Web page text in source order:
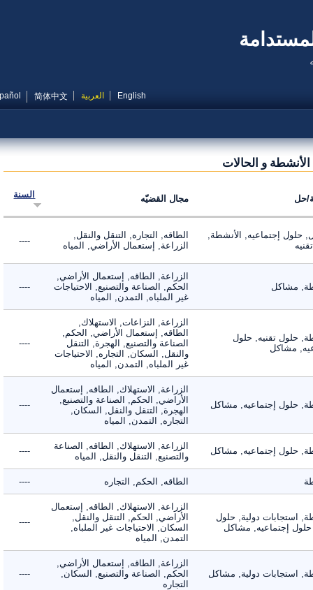
English العربية 简体中文
Español
و الحالات
مجال القضيّه السنة
إجتماعيه, الأنشطة,
الطاقه, التجاره, التنقل والنقل,
الزراعة, إستعمال الأراضي, المياه
----
مشاكل
الزراعة, الطاقه, إستعمال الأراضي,
الحكم, الصناعة والتصنيع, الاحتياجات
غير الملباه, التمدن, المياه
----
حلول تقنيه, حلول
مشاكل
الزراعة, النزاعات, الاستهلاك,
الطاقه, إستعمال الأراضي, الحكم,
الصناعة والتصنيع, الهجرة, التنقل
والنقل, السكان, التجاره, الاحتياجات
غير الملباه, التمدن, المياه
----
حلول إجتماعيه, مشاكل
الزراعة, الاستهلاك, الطاقه, إستعمال
الأراضي, الحكم, الصناعة والتصنيع,
الهجرة, التنقل والنقل, السكان,
التجاره, التمدن, المياه
----
حلول إجتماعيه, مشاكل
الزراعة, الاستهلاك, الطاقه, الصناعة
والتصنيع, التنقل والنقل, المياه
----
الطاقه, الحكم, التجاره ----
استجابات دولية, حلول
إجتماعيه, مشاكل
الزراعة, الاستهلاك, الطاقه, إستعمال
الأراضي, الحكم, التنقل والنقل,
السكان, الاحتياجات غير الملباه,
التمدن, المياه
----
استجابات دولية, مشاكل
الزراعة, الطاقه, إستعمال الأراضي,
الحكم, الصناعة والتصنيع, السكان,
التجاره
----